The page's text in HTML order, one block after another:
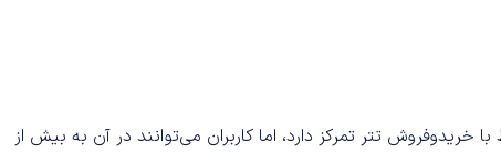
تتر تمرکز دارد، اما کاربران می‌توانند در آن به بیش از